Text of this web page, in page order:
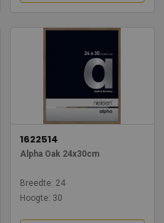
1622514
Alpha Oak 24x30cm
Breedte: 24
Hoogte: 30